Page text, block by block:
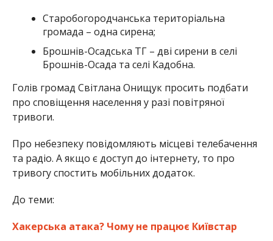
Старобогородчанська територіальна
громада – одна сирена;
Брошнів-Осадська ТГ – дві сирени в селі
Брошнів-Осада та селі Кадобна.
Голів громад Світлана Онищук просить подбати
про сповіщення населення у разі повітряної
тривоги.
Про небезпеку повідомляють місцеві телебачення
та радіо. А якщо є доступ до інтернету, то про
тривогу спостить мобільних додаток.
До теми:
Хакерська атака? Чому не працює Київстар